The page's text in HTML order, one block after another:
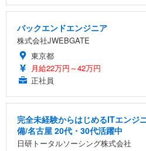
バックエンドエンジニア
株式会社JWEBGATE
東京都
月給22万円～42万円
正社員
完全未経験からはじめるITエンジ
備/名古屋 20代・30代活躍中
日研トータルソーシング株式会社